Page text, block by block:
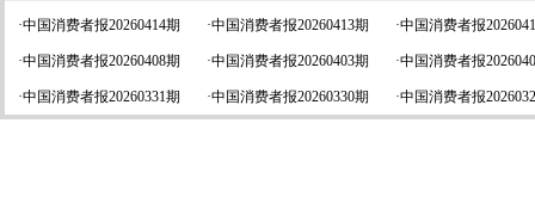
·中国消费者报20260414期 ·中国消费者报20260413期 ·中国消费者报
·中国消费者报20260408期 ·中国消费者报20260403期 ·中国消费者报
·中国消费者报20260331期 ·中国消费者报20260330期 ·中国消费者报